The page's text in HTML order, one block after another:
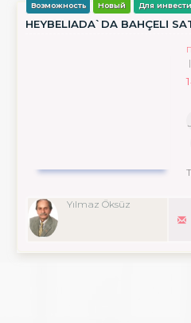
Возможность Новый Для
HEYBELİADA`DA BAHÇELİ
Yılmaz Öksüz